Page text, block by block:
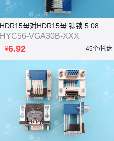
HDR15母对HDR15母 铆锁 5.08
HYC56-VGA30B-XXX
¥6.92 45个/托盘